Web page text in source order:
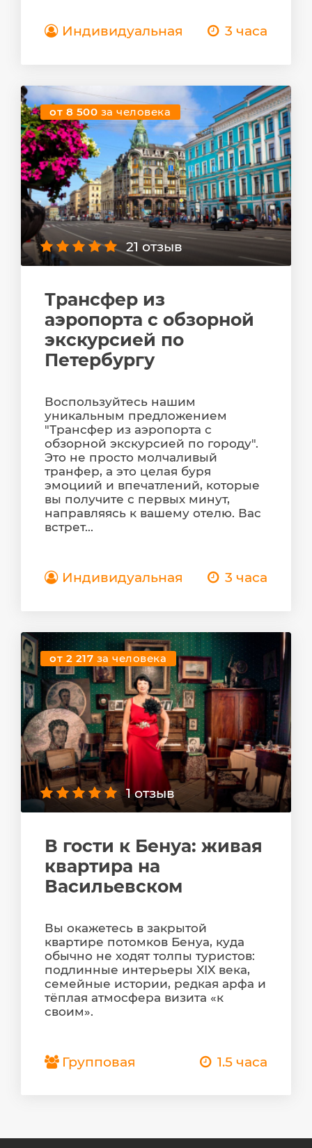
Индивидуальная 3 часа
от 8 500 за человека
21 отзыв
Трансфер из
аэропорта с обзорной
экскурсией по
Петербургу
Воспользуйтесь нашим
уникальным предложением
"Трансфер из аэропорта с
обзорной экскурсией по городу".
Это не просто молчаливый
транфер, а это целая буря
эмоциий и впечатлений, которые
вы получите с первых минут,
направляясь к вашему отелю. Вас
встрет...
Индивидуальная 3 часа
от 2 217 за человека
1 отзыв
В гости к Бенуа: живая
квартира на
Васильевском
Вы окажетесь в закрытой
квартире потомков Бенуа, куда
обычно не ходят толпы туристов:
подлинные интерьеры XIX века,
семейные истории, редкая арфа и
тёплая атмосфера визита «к
своим».
Групповая 1.5 часа